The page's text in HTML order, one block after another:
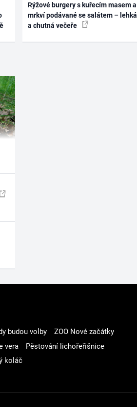
Rýžové burgery s kuřecím masem a
mrkví podávané se salátem – lehká
a chutná večeře
budou volby
ZOO Nové začátky
vera
Pěstování lichořeřišnice
koláč